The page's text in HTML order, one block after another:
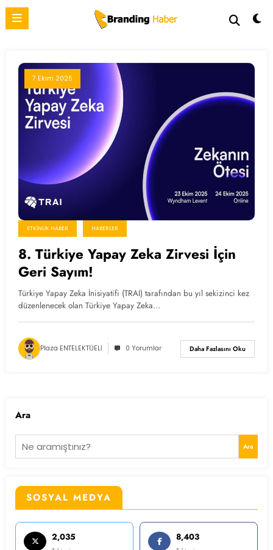
İçeriğe
7 Ekim 2025
ETKINLIK HABER HABERLER
8. Türkiye Yapay Zeka Zirvesi İçin
Geri Sayım!
Türkiye Yapay Zeka İnisiyatifi (TRAI) tarafından bu yıl sekizinci kez
düzenlenecek olan Türkiye Yapay Zeka…
Plaza ENTELEKTÜELİ 0 Yorumlar Daha Fazlasını Oku
Ara
Ara
SOSYAL MEDYA
2,035 8,403